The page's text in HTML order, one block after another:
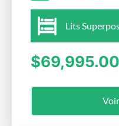
Lits
$69,995.00